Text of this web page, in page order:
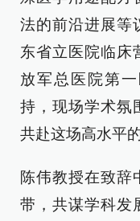
法的前沿进展等
东省立医院临床
放军总医院第
持，现场学术氛
共赴这场高水平
陈伟教授在致辞
带，共谋学科发